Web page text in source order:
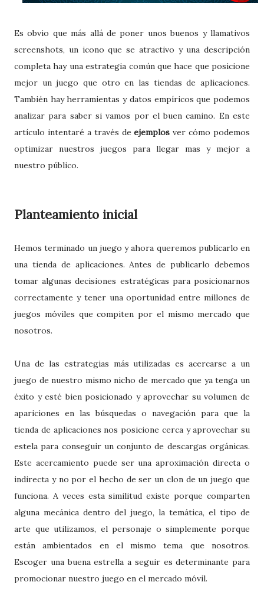
Es obvio que más allá de poner unos buenos y llamativos
screenshots, un icono que se atractivo y una descripción
completa hay una estrategia común que hace que posicione
mejor un juego que otro en las tiendas de aplicaciones.
También hay herramientas y datos empíricos que podemos
analizar para saber si vamos por el buen camino. En este
artículo intentaré a través deejemplos ver cómo podemos
optimizar nuestros juegos para llegar mas y mejor a
nuestro público.
Planteamiento inicial
Hemos terminado un juego y ahora queremos publicarlo en
una tienda de aplicaciones. Antes de publicarlo debemos
tomar algunas decisiones estratégicas para posicionarnos
correctamente y tener una oportunidad entre millones de
juegos móviles que compiten por el mismo mercado que
nosotros.
Una de las estrategias más utilizadas es acercarse a un
juego de nuestro mismo nicho de mercado que ya tenga un
éxito y esté bien posicionado y aprovechar su volumen de
apariciones en las búsquedas o navegación para que la
tienda de aplicaciones nos posicione cerca y aprovechar su
estela para conseguir un conjunto de descargas orgánicas.
Este acercamiento puede ser una aproximación directa o
indirecta y no por el hecho de ser un clon de un juego que
funciona. A veces esta similitud existe porque comparten
alguna mecánica dentro del juego, la temática, el tipo de
arte que utilizamos, el personaje o simplemente porque
están ambientados en el mismo tema que nosotros.
Escoger una buena estrella a seguir es determinante para
promocionar nuestro juego en el mercado móvil.